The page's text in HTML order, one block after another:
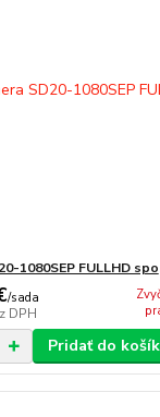
1080SEP FULLHD spo
/sada
DPH
Pridať do